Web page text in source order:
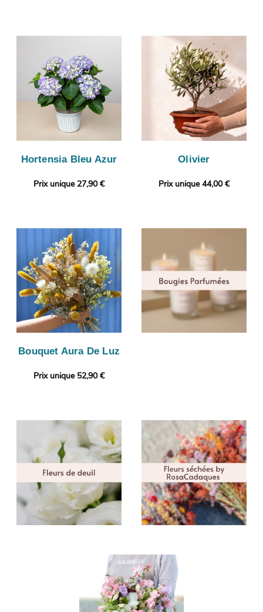
Hortensia Bleu Azur
Prix unique 27,90 €
Olivier
Prix unique 44,00 €
Bouquet Aura De Luz
Prix unique 52,90 €